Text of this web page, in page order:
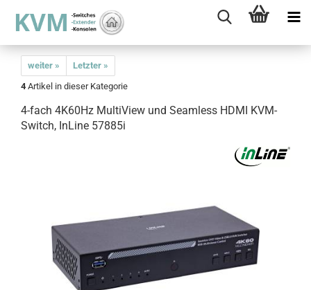
weiter »
Letzter »
4 Artikel in dieser Kategorie
4-fach 4K60Hz MultiView und Seamless HDMI KVM-
Switch, InLine 57885i